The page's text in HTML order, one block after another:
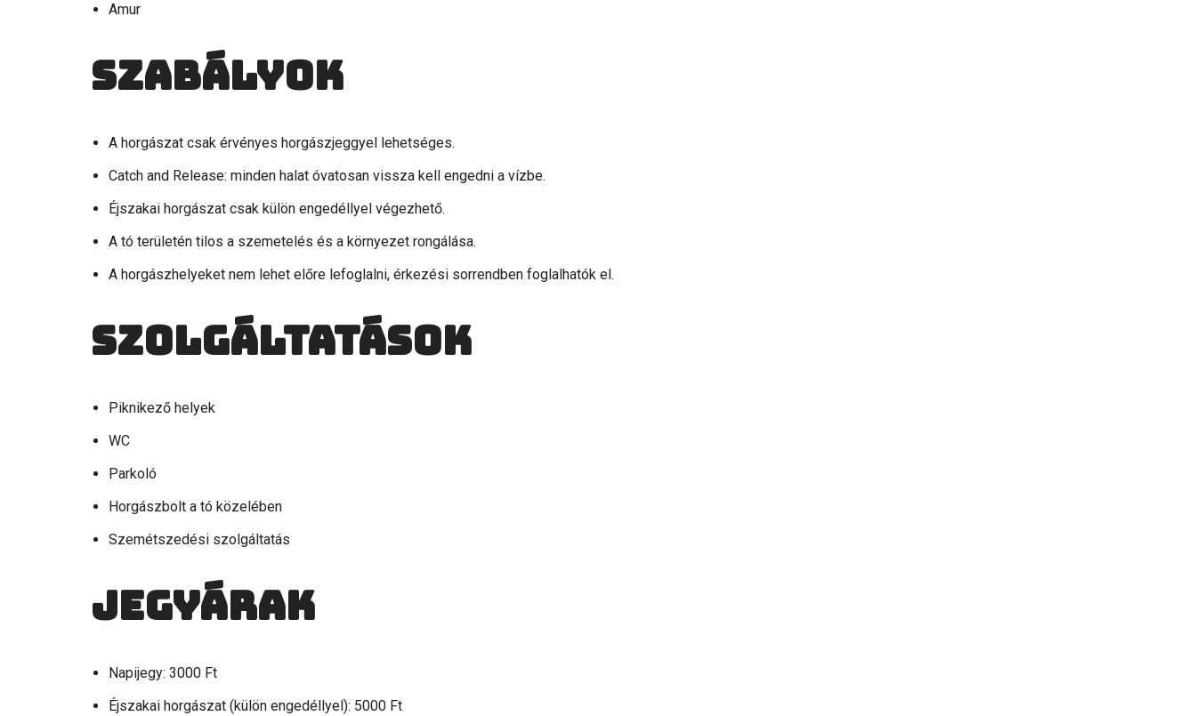
Amur
Szabályok
A horgászat csak érvényes horgászjeggyel lehetséges.
Catch and Release: minden halat óvatosan vissza kell engedni a vízbe.
Éjszakai horgászat csak külön engedéllyel végezhető.
A tó területén tilos a szemetelés és a környezet rongálása.
A horgászhelyeket nem lehet előre lefoglalni, érkezési sorrendben foglalhatók el.
Szolgáltatások
Piknikező helyek
WC
Parkoló
Horgászbolt a tó közelében
Szemétszedési szolgáltatás
Jegyárak
Napijegy: 3000 Ft
Éjszakai horgászat (külön engedéllyel): 5000 Ft